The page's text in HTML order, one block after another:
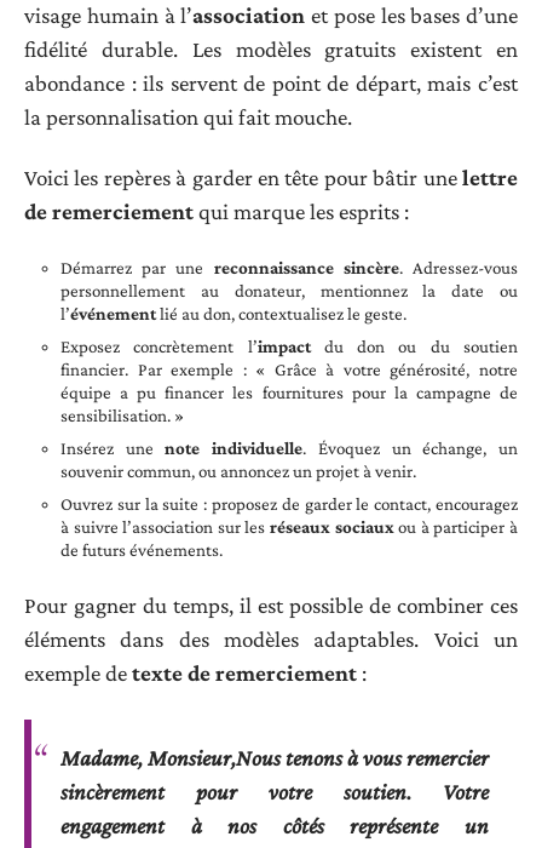
visage humain à l’association et pose les bases d’une
fidélité durable. Les modèles gratuits existent en
abondance : ils servent de point de départ, mais c’est
la personnalisation qui fait mouche.
Voici les repères à garder en tête pour bâtir unelettre
de remerciementqui marque les esprits :
Démarrez par une reconnaissance sincère. Adressez-vous
personnellement au donateur, mentionnez la date ou
l’événementlié au don, contextualisez le geste.
Exposez concrètement l’impactdu don ou du soutien
financier. Par exemple : « Grâce à votre générosité, notre
équipe a pu financer les fournitures pour la campagne de
sensibilisation. »
Insérez unenote individuelle. Évoquez un échange, un
souvenir commun, ou annoncez un projet à venir.
Ouvrez sur la suite : proposez de garder le contact, encouragez
à suivre l’association sur les réseaux sociaux ou à participer à
de futurs événements.
Pour gagner du temps, il est possible de combiner ces
éléments dans des modèles adaptables. Voici un
exemple detexte de remerciement :
Madame, Monsieur,Nous tenons à vous remercier
sincèrement pour votre soutien. Votre
engagement à nos côtés représente un